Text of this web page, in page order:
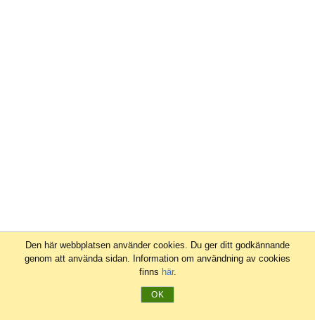
Den här webbplatsen använder cookies. Du ger ditt godkännande
genom att använda sidan. Information om användning av cookies
finns här.
OK